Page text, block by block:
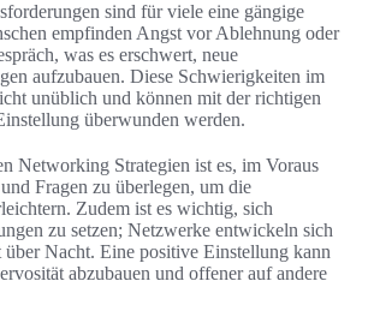
sind für viele eine gängige
empfinden Angst vor Ablehnung oder
was es erschwert, neue
aufzubauen. Diese Schwierigkeiten im
unüblich und können mit der richtigen
überwunden werden.
Networking Strategien ist es, im Voraus
Fragen zu überlegen, um die
Zudem ist es wichtig, sich
zu setzen; Netzwerke entwickeln sich
Nacht. Eine positive Einstellung kann
abzubauen und offener auf andere